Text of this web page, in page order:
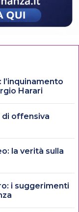
Harari
di offensiva
la verità sulla
i suggerimenti